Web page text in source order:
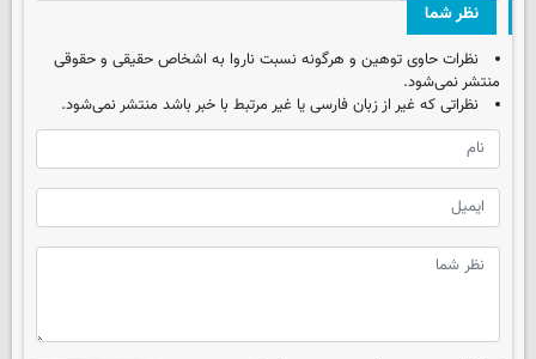
نظر شما
نظرات حاوی توهین و هرگونه نسبت ناروا به اشخاص حقیقی و حقوقی
منتشر نمی‌شود.
نظراتی که غیر از زبان فارسی یا غیر مرتبط با خبر باشد منتشر نمی‌شود.